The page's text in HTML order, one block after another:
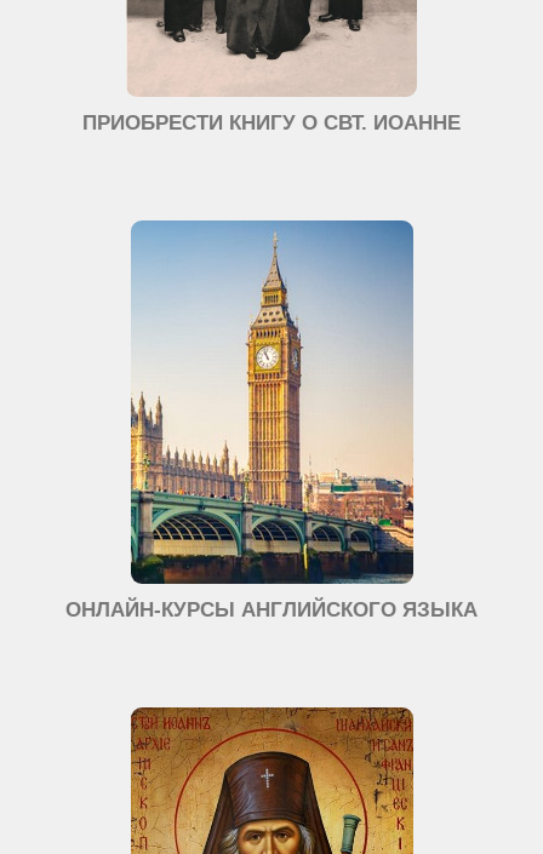
ПРИОБРЕСТИ КНИГУ О СВТ. ИОАННЕ
ОНЛАЙН-КУРСЫ АНГЛИЙСКОГО ЯЗЫКА